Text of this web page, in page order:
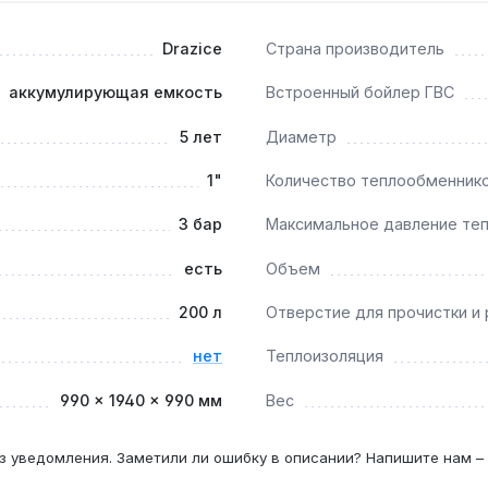
10 кВт?
давление 10 бар совместимы с тепловыми
бойлере?
жесткой воде (свыше 7 °dH) — ежегодно, иначе
только с ТЭНами?
использовать емкость как электрокотел для
Drazice Страна производитель
аккумулирующая емкость Встроенный бойлер ГВС
5 лет Диаметр
1" Количество
3 бар Максимальное давление
есть Объем
200 л Отверстие для прочистки и
нет Теплоизоляция
990 × 1940 × 990 мм Вес
уведомления. Заметили ли ошибку в описании? Напишите нам